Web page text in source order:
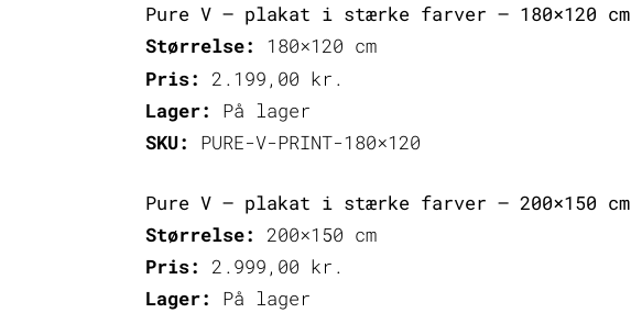
Pure V – plakat i stærke farver – 180×120 cm
Størrelse:
180×120 cm
Pris:
2.199,00 kr.
Lager:
På lager
SKU:
PURE-V-PRINT-180×120
Pure V – plakat i stærke farver – 200×150 cm
Størrelse:
200×150 cm
Pris:
2.999,00 kr.
Lager:
På lager